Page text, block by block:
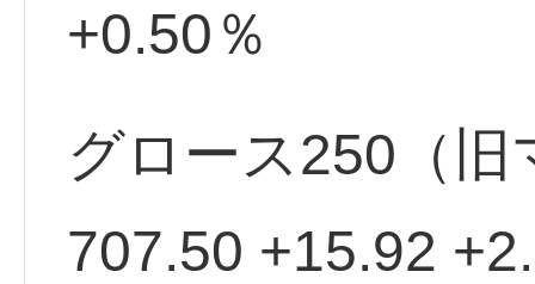
+0.50％
グロース250（
707.50 +15.92